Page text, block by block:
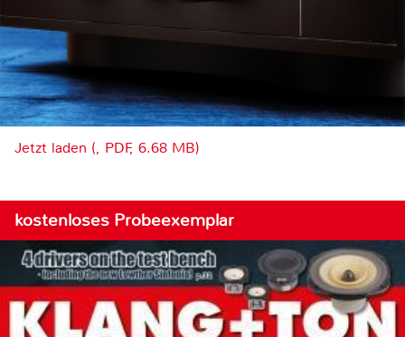
Jetzt laden (, PDF, 6.68 MB)
kostenloses Probeexemplar